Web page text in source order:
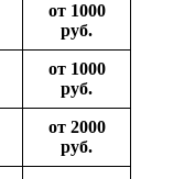
от 1000
руб.
от 1000
руб.
от 2000
руб.